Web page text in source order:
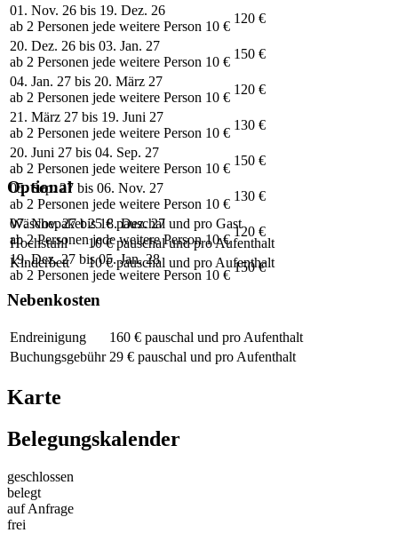
01. Nov. 26 bis 19. Dez. 26
ab 2 Personen jede weitere Person 10 €
120 €
20. Dez. 26 bis 03. Jan. 27
ab 2 Personen jede weitere Person 10 €
150 €
04. Jan. 27 bis 20. März 27
ab 2 Personen jede weitere Person 10 €
120 €
21. März 27 bis 19. Juni 27
ab 2 Personen jede weitere Person 10 €
130 €
20. Juni 27 bis 04. Sep. 27
ab 2 Personen jede weitere Person 10 €
150 €
05. Sep. 27 bis 06. Nov. 27
ab 2 Personen jede weitere Person 10 €
130 €
07. Nov. 27 bis 18. Dez. 27
ab 2 Personen jede weitere Person 10 €
120 €
19. Dez. 27 bis 05. Jan. 28
ab 2 Personen jede weitere Person 10 €
150 €
Optional
Wäschepaket 25 € pauschal und pro Gast
Hochstuhl
10 € pauschal und pro Aufenthalt
Kinderbett
10 € pauschal und pro Aufenthalt
Nebenkosten
Endreinigung
160 € pauschal und pro Aufenthalt
Buchungsgebühr 29 € pauschal und pro Aufenthalt
Karte
Belegungskalender
geschlossen
belegt
auf Anfrage
frei